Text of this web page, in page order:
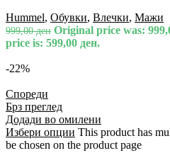
Hummel, Обувки, Влечки, Мажи
999,00ден Original price was:
price is: 599,00 ден.
-22%
Спореди
Брз преглед
Додади во омилени
Избери опции This product has
be chosen on the product page